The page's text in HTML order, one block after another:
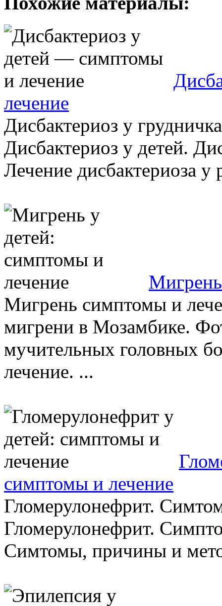
лечение
Дисбактериоз у
Дисбактериоз у детей.
Лечение дисбактериоза у
Мигрень симптомы и
мигрени в Мозамбике.
мучительных головных
лечение. ...
симптомы и лечение
Гломерулонефрит.
Гломерулонефрит.
Симтомы, причины и